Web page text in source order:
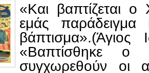
«Και βαπτίζεται ο
εμάς
«Βαπτίσθηκε ο
συγχωρεθούν οι